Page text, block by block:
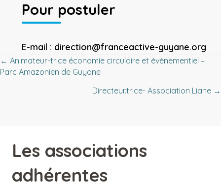
Pour postuler
E-mail : direction@franceactive-guyane.org
Posts
← Animateur-trice économie circulaire et évènementiel –
Parc Amazonien de Guyane
Directeur.trice- Association Liane →
Les associations
adhérentes